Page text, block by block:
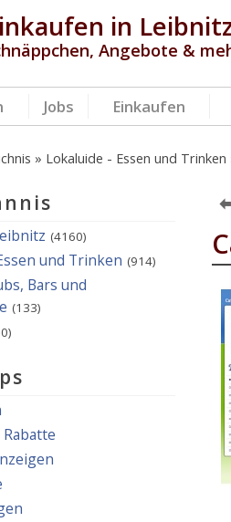
in
Angebote &
Jobs Einkaufen
Lokaluide - Essen und Trinken
(4160)
und Trinken (914)
Bars und
(133)